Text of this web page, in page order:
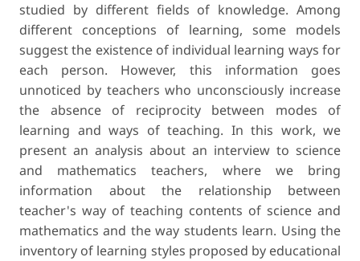
studied by different fields of knowledge. Among
different conceptions of learning, some models
suggest the existence of individual learning ways for
each person. However, this information goes
unnoticed by teachers who unconsciously increase
the absence of reciprocity between modes of
learning and ways of teaching. In this work, we
present an analysis about an interview to science
and mathematics teachers, where we bring
information about the relationship between
teacher's way of teaching contents of science and
mathematics and the way students learn. Using the
inventory of learning styles proposed by educational